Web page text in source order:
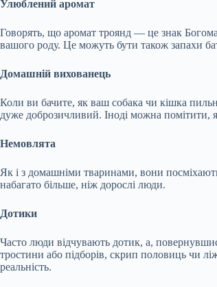
Улюблений аромат
Говорять, що аромат троянд — це знак
вашого роду. Це можуть бути також запахи
Домашній вихованець
Коли ви бачите, як ваш собака чи кішка
дуже доброзичливий. Іноді можна помітити,
Немовлята
Як і з домашніми тваринами, вони
набагато більше, ніж дорослі люди.
Дотики
Часто люди відчувають дотик, а,
тростини або підборів, скрип половиць чи
реальність.